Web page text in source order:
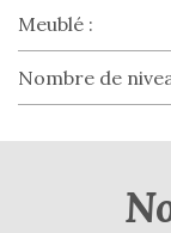
Meublé :
Nombre de